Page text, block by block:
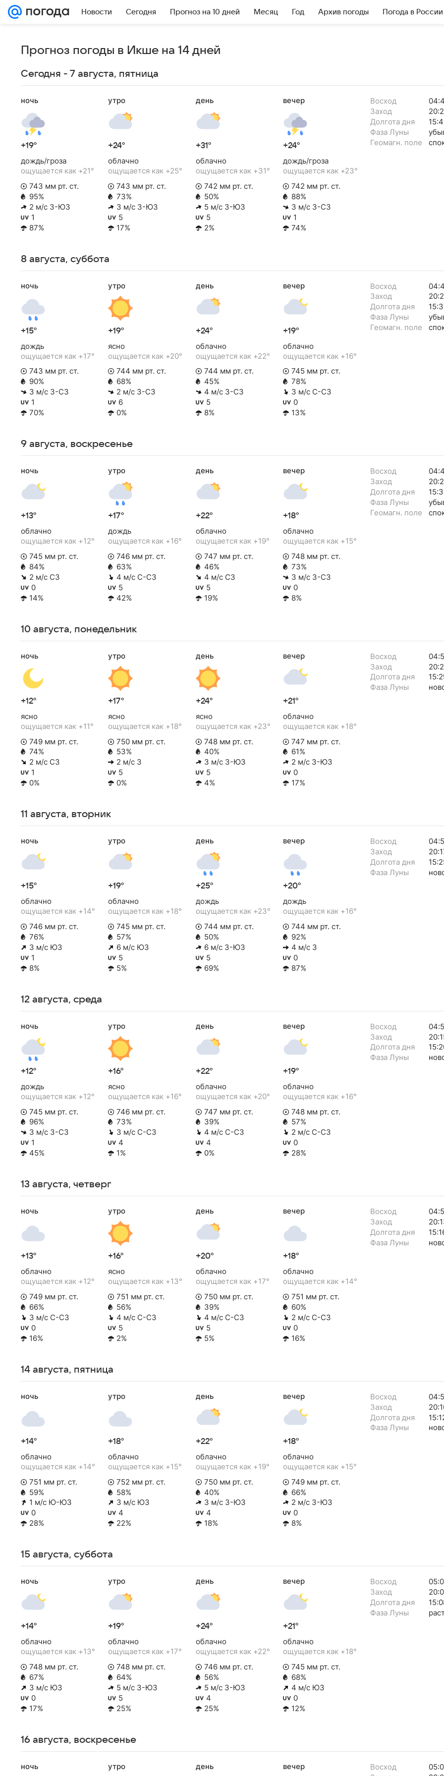
Новости Сегодня Прогноз на 10 дней Месяц Год Архив погоды Погода в России
Прогноз погоды в Икше на 14 дней
Сегодня - 7 августа, пятница
ночь
+19°
дождь/гроза
ощущается как +21°
743 мм рт. ст.
95%
2 м/с З-ЮЗ
1
87%
утро
+24°
облачно
ощущается как +25°
743 мм рт. ст.
73%
3 м/с З-ЮЗ
5
17%
день
+31°
облачно
ощущается как +31°
742 мм рт. ст.
50%
5 м/с З-ЮЗ
5
2%
вечер
+24°
дождь/гроза
ощущается как +23°
742 мм рт. ст.
88%
3 м/с З-СЗ
1
74%
Восход
Заход
Долгота дня
Фаза Луны
Геомагн. поле
8 августа, суббота
ночь
+15°
дождь
ощущается как +17°
743 мм рт. ст.
90%
3 м/с З-СЗ
1
70%
утро
+19°
ясно
ощущается как +20°
744 мм рт. ст.
68%
2 м/с З-СЗ
6
0%
день
+24°
облачно
ощущается как +22°
744 мм рт. ст.
45%
4 м/с З-СЗ
5
8%
вечер
+19°
облачно
ощущается как +16°
745 мм рт. ст.
78%
3 м/с С-СЗ
0
13%
Восход
Заход
Долгота дня
Фаза Луны
Геомагн. поле
9 августа, воскресенье
ночь
+13°
облачно
ощущается как +12°
745 мм рт. ст.
84%
2 м/с СЗ
0
14%
утро
+17°
дождь
ощущается как +16°
746 мм рт. ст.
63%
4 м/с С-СЗ
5
42%
день
+22°
облачно
ощущается как +19°
747 мм рт. ст.
46%
4 м/с СЗ
5
19%
вечер
+18°
облачно
ощущается как +15°
748 мм рт. ст.
73%
3 м/с З-СЗ
0
8%
Восход
Заход
Долгота дня
Фаза Луны
Геомагн. поле
10 августа, понедельник
ночь
+12°
ясно
ощущается как +11°
749 мм рт. ст.
74%
2 м/с СЗ
1
0%
утро
+17°
ясно
ощущается как +18°
750 мм рт. ст.
53%
2 м/с З
5
0%
день
+24°
ясно
ощущается как +23°
748 мм рт. ст.
40%
3 м/с З-ЮЗ
5
4%
вечер
+21°
облачно
ощущается как +18°
747 мм рт. ст.
61%
2 м/с З-ЮЗ
0
17%
Восход
Заход
Долгота дня
Фаза Луны
11 августа, вторник
ночь
+15°
облачно
ощущается как +14°
746 мм рт. ст.
76%
3 м/с ЮЗ
1
8%
утро
+19°
облачно
ощущается как +18°
745 мм рт. ст.
57%
6 м/с ЮЗ
5
5%
день
+25°
дождь
ощущается как +23°
744 мм рт. ст.
50%
6 м/с З-ЮЗ
5
69%
вечер
+20°
дождь
ощущается как +16°
744 мм рт. ст.
92%
4 м/с З
0
87%
Восход
Заход
Долгота дня
Фаза Луны
12 августа, среда
ночь
+12°
дождь
ощущается как +12°
745 мм рт. ст.
96%
3 м/с З-СЗ
1
45%
утро
+16°
ясно
ощущается как +16°
746 мм рт. ст.
73%
3 м/с С-СЗ
4
1%
день
+22°
облачно
ощущается как +20°
747 мм рт. ст.
39%
4 м/с С-СЗ
4
0%
вечер
+19°
облачно
ощущается как +16°
748 мм рт. ст.
57%
2 м/с С-СЗ
0
28%
Восход
Заход
Долгота дня
Фаза Луны
13 августа, четверг
ночь
+13°
облачно
ощущается как +12°
749 мм рт. ст.
66%
3 м/с С-СЗ
0
16%
утро
+16°
ясно
ощущается как +13°
751 мм рт. ст.
56%
4 м/с С-СЗ
5
2%
день
+20°
облачно
ощущается как +17°
750 мм рт. ст.
39%
4 м/с С-СЗ
5
5%
вечер
+18°
облачно
ощущается как +14°
751 мм рт. ст.
60%
2 м/с С-СЗ
0
16%
Восход
Заход
Долгота дня
Фаза Луны
14 августа, пятница
ночь
+14°
облачно
ощущается как +14°
751 мм рт. ст.
59%
1 м/с Ю-ЮЗ
0
28%
утро
+18°
облачно
ощущается как +15°
752 мм рт. ст.
58%
3 м/с ЮЗ
4
22%
день
+22°
облачно
ощущается как +19°
750 мм рт. ст.
40%
3 м/с З-ЮЗ
4
18%
вечер
+18°
облачно
ощущается как +15°
749 мм рт. ст.
66%
2 м/с З-ЮЗ
0
8%
Восход
Заход
Долгота дня
Фаза Луны
15 августа, суббота
ночь
+14°
облачно
ощущается как +13°
748 мм рт. ст.
67%
3 м/с ЮЗ
0
17%
утро
+19°
облачно
ощущается как +17°
748 мм рт. ст.
64%
5 м/с З-ЮЗ
5
25%
день
+24°
облачно
ощущается как +22°
746 мм рт. ст.
56%
5 м/с З-ЮЗ
4
25%
вечер
+21°
облачно
ощущается как +18°
745 мм рт. ст.
68%
4 м/с ЮЗ
0
12%
Восход
Заход
Долгота дня
Фаза Луны
16 августа, воскресенье
ночь утро день вечер Восход